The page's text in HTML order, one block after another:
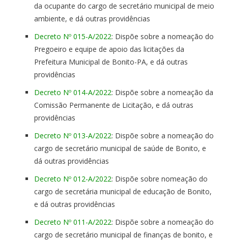
da ocupante do cargo de secretário municipal de meio
ambiente, e dá outras providências
Decreto Nº 015-A/2022: Dispõe sobre a nomeação do
Pregoeiro e equipe de apoio das licitações da
Prefeitura Municipal de Bonito-PA, e dá outras
providências
Decreto Nº 014-A/2022: Dispõe sobre a nomeação da
Comissão Permanente de Licitação, e dá outras
providências
Decreto Nº 013-A/2022: Dispõe sobre a nomeação do
cargo de secretário municipal de saúde de Bonito, e
dá outras providências
Decreto Nº 012-A/2022: Dispõe sobre nomeação do
cargo de secretária municipal de educação de Bonito,
e dá outras providências
Decreto Nº 011-A/2022: Dispõe sobre a nomeação do
cargo de secretário municipal de finanças de bonito, e